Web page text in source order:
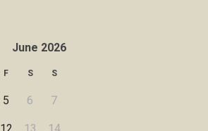
June 2026
F S S
5 6 7
12 13 14